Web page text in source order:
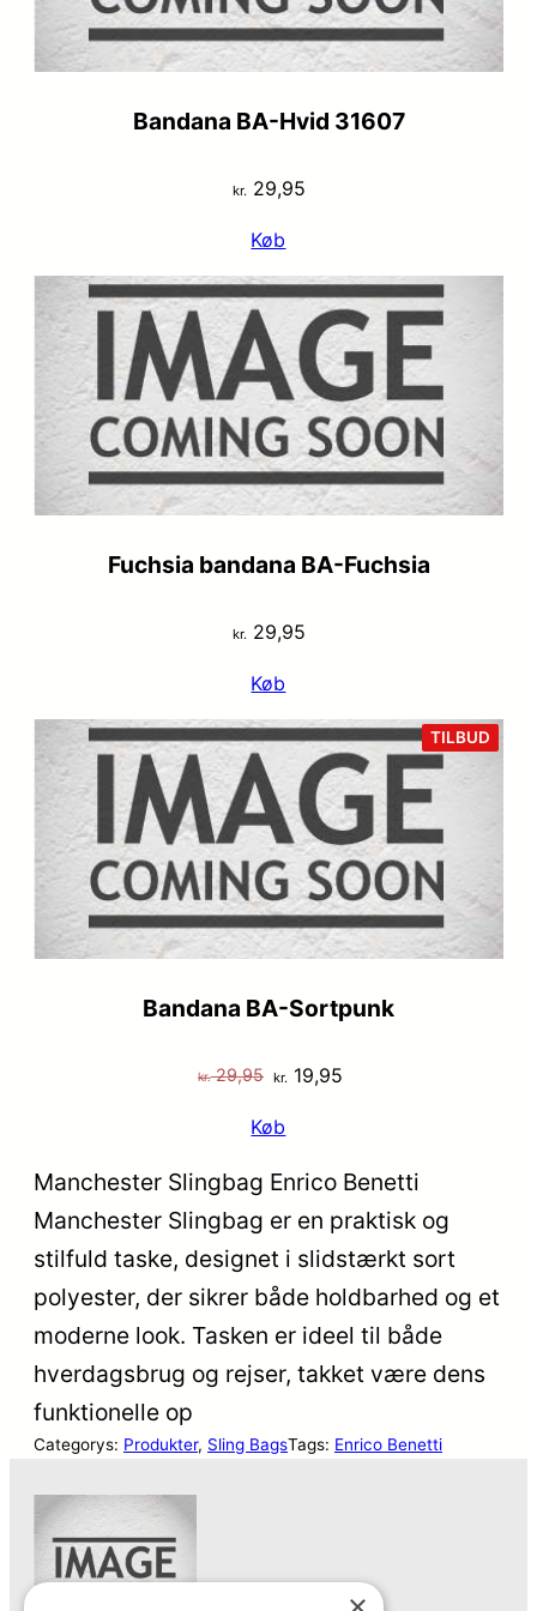
Bandana BA-Hvid 31607
kr.29,95
Køb
Fuchsia bandana BA-Fuchsia
kr.29,95
Køb
TILBUD
PÅ
Bandana BA-Sortpunk
kr.29,95 Den
pris
var:
kr. 19,95
er:
Køb
Manchester Slingbag Enrico Benetti
Manchester Slingbag er en praktisk og
stilfuld taske, designet i slidstærkt sort
polyester, der sikrer både holdbarhed og et
moderne look. Tasken er ideel til både
hverdagsbrug og rejser, takket være dens
funktionelle op
Categorys: Produkter, Sling BagsTags: Enrico Benetti